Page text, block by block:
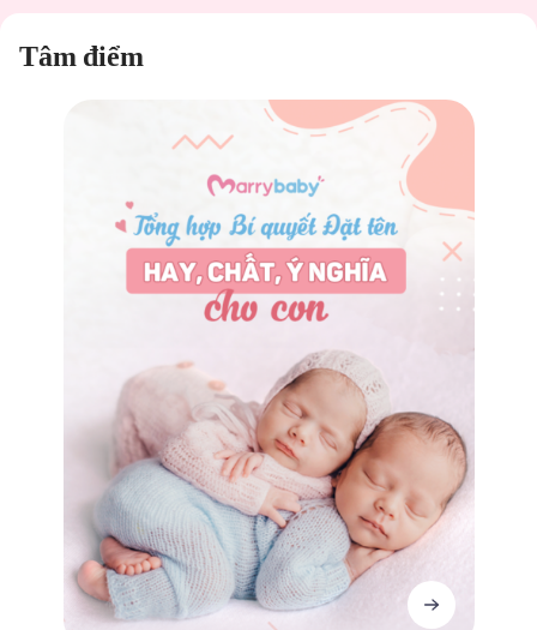
Tâm điểm